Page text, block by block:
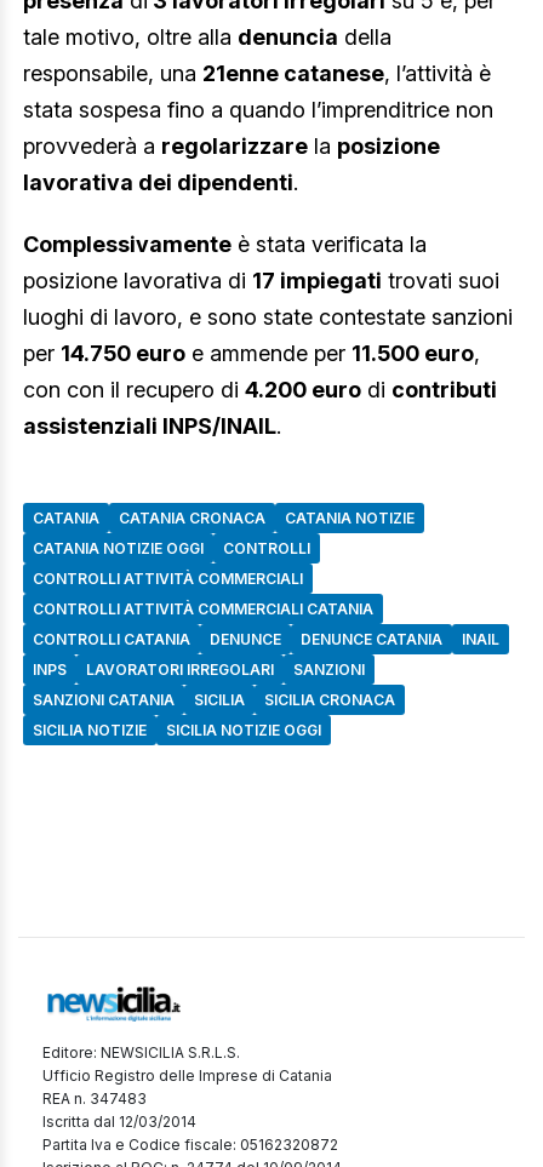
tale motivo, oltre alla denuncia della
responsabile, una 21enne catanese, l’attività è
stata sospesa fino a quando l’imprenditrice non
provvederà a regolarizzare la posizione
lavorativa dei dipendenti.
Complessivamente è stata verificata la
posizione lavorativa di 17 impiegati trovati suoi
luoghi di lavoro, e sono state contestate sanzioni
per 14.750 euro e ammende per 11.500 euro,
con con il recupero di 4.200 euro di contributi
assistenziali INPS/INAIL.
CATANIA CATANIA CRONACA
CATANIA NOTIZIE
CATANIA NOTIZIE OGGI
CONTROLLI
CONTROLLI ATTIVITÀ COMMERCIALI
CONTROLLI ATTIVITÀ COMMERCIALI CATANIA
CONTROLLI CATANIA
DENUNCE DENUNCE CATANIA
INAIL
INPS
LAVORATORI IRREGOLARI
SANZIONI
SANZIONI CATANIA
SICILIA
SICILIA CRONACA
SICILIA NOTIZIE
SICILIA NOTIZIE OGGI
Editore: NEWSICILIA S.R.L.S.
Ufficio Registro delle Imprese di Catania
REA n. 347483
Iscritta dal 12/03/2014
Partita Iva e Codice fiscale: 05162320872